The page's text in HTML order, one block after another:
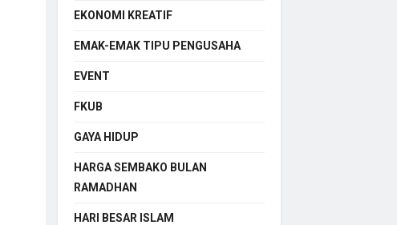
EKONOMI KREATIF
EMAK-EMAK TIPU PENGUSAHA
EVENT
FKUB
GAYA HIDUP
HARGA SEMBAKO BULAN
RAMADHAN
HARI BESAR ISLAM